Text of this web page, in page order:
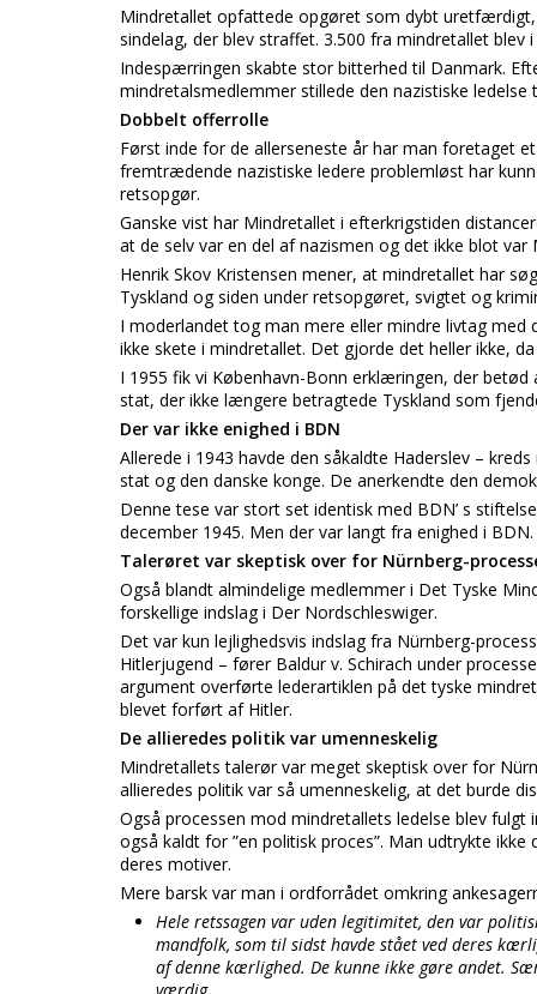
Mindretallet opfattede opgøret som dybt
sindelag, der blev straffet. 3.500 fra mindretallet
Indespærringen skabte stor bitterhed til Danmark.
mindretalsmedlemmer stillede den nazistiske ledelse
Dobbelt offerrolle
Først inde for de allerseneste år har man foretaget
fremtrædende nazistiske ledere problemløst har
retsopgør.
Ganske vist har Mindretallet i efterkrigstiden
at de selv var en del af nazismen og det ikke blot var
Henrik Skov Kristensen mener, at mindretallet har
Tyskland og siden under retsopgøret, svigtet og
I moderlandet tog man mere eller mindre livtag
ikke skete i mindretallet. Det gjorde det heller ikke,
I 1955 fik vi København-Bonn erklæringen, der
stat, der ikke længere betragtede Tyskland som
Der var ikke enighed i BDN
Allerede i 1943 havde den såkaldte Haderslev –
stat og den danske konge. De anerkendte den
Denne tese var stort set identisk med BDN’ s
december 1945. Men der var langt fra enighed i BDN.
Talerøret var skeptisk over for Nürnberg-
Også blandt almindelige medlemmer i Det Tyske
forskellige indslag i Der Nordschleswiger.
Det var kun lejlighedsvis indslag fra Nürnberg-
Hitlerjugend – fører Baldur v. Schirach under
argument overførte lederartiklen på det tyske
blevet forført af Hitler.
De allieredes politik var umenneskelig
Mindretallets talerør var meget skeptisk over for
allieredes politik var så umenneskelig, at det burde
Også processen mod mindretallets ledelse blev fulgt
også kaldt for ”en politisk proces”. Man udtrykte
deres motiver.
Mere barsk var man i ordforrådet omkring
Hele retssagen var uden legitimitet, den var
mandfolk, som til sidst havde stået ved deres
af denne kærlighed. De kunne ikke gøre andet.